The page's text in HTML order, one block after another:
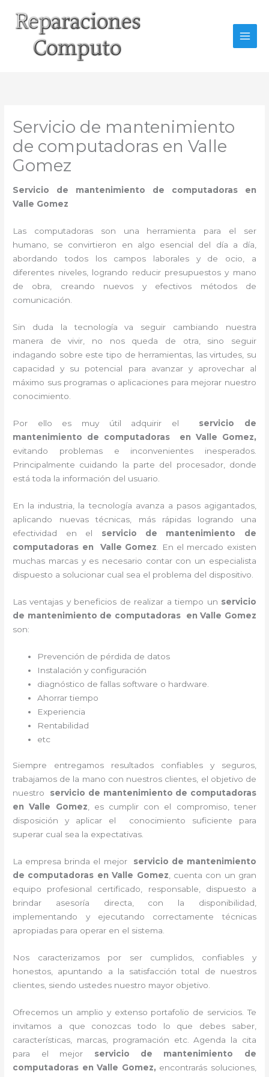
contenido
Servicio de mantenimiento
de computadoras en Valle
Gomez
Servicio de mantenimiento de computadoras en
Valle Gomez
Las computadoras son una herramienta para el ser
humano, se convirtieron en algo esencial del día a día,
abordando todos los campos laborales y de ocio, a
diferentes niveles, logrando reducir presupuestos y mano
de obra, creando nuevos y efectivos métodos de
comunicación.
Sin duda la tecnología va seguir cambiando nuestra
manera de vivir, no nos queda de otra, sino seguir
indagando sobre este tipo de herramientas, las virtudes, su
capacidad y su potencial para avanzar y aprovechar al
máximo sus programas o aplicaciones para mejorar nuestro
conocimiento.
Por ello es muy útil adquirir el servicio de
mantenimiento de computadoras en Valle Gomez,
evitando problemas e inconvenientes inesperados.
Principalmente cuidando la parte del procesador, donde
está toda la información del usuario.
En la industria, la tecnología avanza a pasos agigantados,
aplicando nuevas técnicas, más rápidas logrando una
efectividad en el servicio de mantenimiento de
computadoras en
Valle Gomez . En el mercado existen
muchas marcas y es necesario contar con un especialista
dispuesto a solucionar cual sea el problema del dispositivo.
Las ventajas y beneficios de realizar a tiempo un servicio
de mantenimiento de computadoras en Valle Gomez
son:
Prevención de pérdida de datos
Instalación y configuración
diagnóstico de fallas software o hardware
Ahorrar tiempo
Experiencia
Rentabilidad
etc
Siempre entregamos resultados confiables y seguros,
trabajamos de la mano con nuestros clientes, el objetivo de
nuestro servicio de mantenimiento de computadoras
en Valle Gomez , es cumplir con el compromiso, tener
disposición y aplicar el conocimiento suficiente para
superar cual sea la expectativas.
La empresa brinda el mejor servicio de mantenimiento
de computadoras en Valle Gomez , cuenta con un gran
equipo profesional certificado, responsable, dispuesto a
brindar asesoría directa, con la disponibilidad,
implementando y ejecutando correctamente técnicas
apropiadas para operar en el sistema.
Nos caracterizamos por ser cumplidos, confiables y
honestos, apuntando a la satisfacción total de nuestros
clientes, siendo ustedes nuestro mayor objetivo.
Ofrecemos un amplio y extenso portafolio de servicios. Te
invitamos a que conozcas todo lo que debes saber,
características, marcas, programación etc. Agenda la cita
para el mejor servicio de mantenimiento de
computadoras en Valle Gomez, encontrarás soluciones,